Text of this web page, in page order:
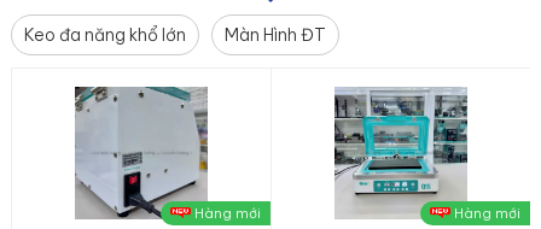
Keo đa năng khổ lớn Màn Hình ĐT
Hàng mới Hàng mới